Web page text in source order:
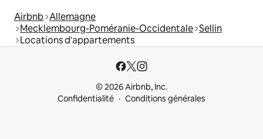
Airbnb Allemagne
Mecklembourg-Poméranie-Occidentale Sellin
Locations d'appartements
© 2026 Airbnb, Inc.
Confidentialité
Conditions générales